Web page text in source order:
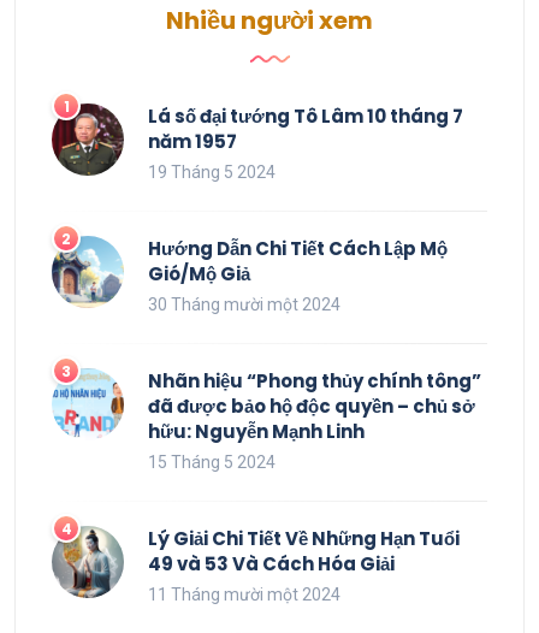
Nhiều người xem
Lá số đại tướng Tô Lâm 10 tháng 7
năm 1957
19 Tháng 5 2024
Hướng Dẫn Chi Tiết Cách Lập Mộ
Gió/Mộ Giả
30 Tháng mười một 2024
Nhãn hiệu “Phong thủy chính tông”
đã được bảo hộ độc quyền – chủ sở
hữu: Nguyễn Mạnh Linh
15 Tháng 5 2024
Lý Giải Chi Tiết Về Những Hạn Tuổi
49 và 53 Và Cách Hóa Giải
11 Tháng mười một 2024